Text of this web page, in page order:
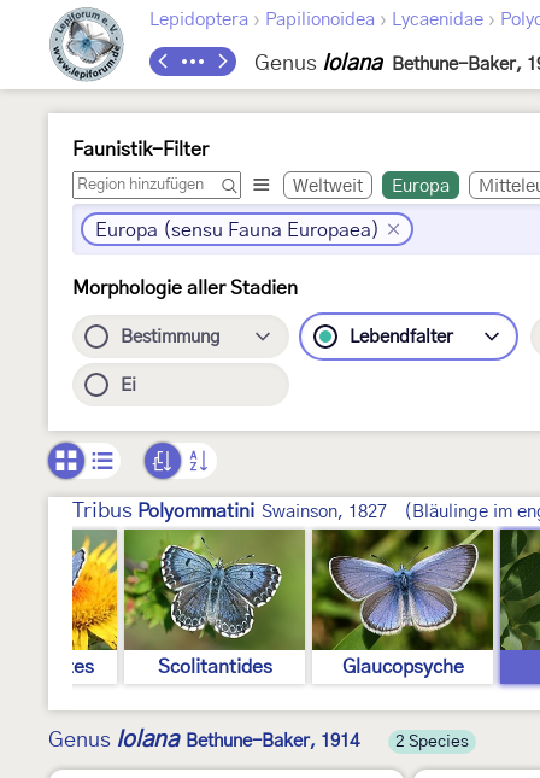
Lepidoptera › Papilionoidea › Lycaenidae ›
Genus Iolana Bethune-Baker,
Faunistik-Filter
Weltweit Europa
Europa (sensu Fauna Europaea)
Morphologie aller Stadien
Bestimmung Lebendfalter
Ei
Tribus Polyommatini Swainson, 1827 (Bläulinge im
Scolitantides Glaucopsyche
Genus Iolana Bethune-Baker, 1914 2 Species
?